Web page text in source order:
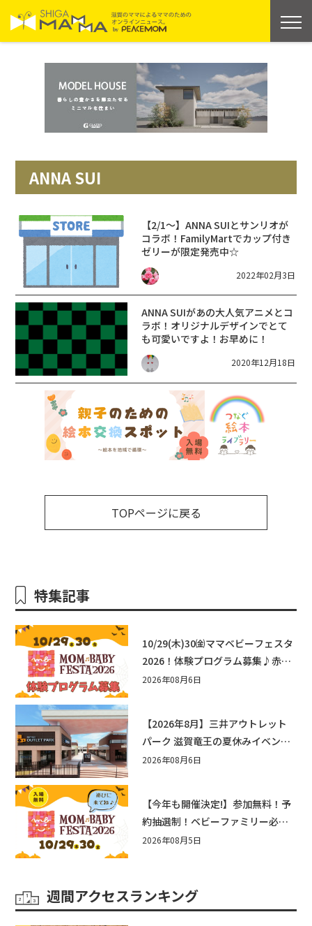
ANNA SUI
【2/1～】ANNA SUIとサンリオが
コラボ！FamilyMartでカップ付き
ゼリーが限定発売中☆
2022年02月3日
ANNA SUIがあの大人気アニメとコ
ラボ！オリジナルデザインでとて
も可愛いですよ！お早めに！
2020年12月18日
TOPページに戻る
特集記事
10/29(木)30㈮ママベビーフェスタ
2026！体験プログラム募集♪赤ち
ゃん向けイベントに出演しません
2026年08月6日
【2026年8月】三井アウトレット
パーク 滋賀竜王の夏休みイベント
まとめ！びしょぬれ水あそび・激
2026年08月6日
【今年も開催決定!】参加無料！予
約抽選制！ベビーファミリー必見
☆入場無料☆10/29(木)30(金)ママ
2026年08月5日
週間アクセスランキング